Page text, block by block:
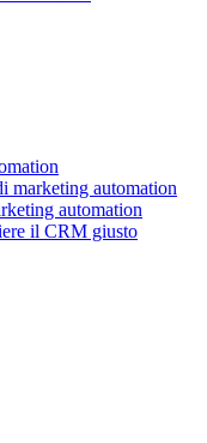
marketing automation
automation
il CRM giusto